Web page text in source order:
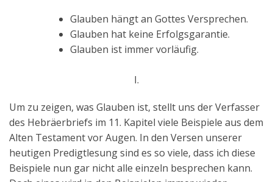
Glauben hängt an Gottes Versprechen.
Glauben hat keine Erfolgsgarantie.
Glauben ist immer vorläufig.
I.
Um zu zeigen, was Glauben ist, stellt uns der Verfasser
des Hebräerbriefs im 11. Kapitel viele Beispiele aus dem
Alten Testament vor Augen. In den Versen unserer
heutigen Predigtlesung sind es so viele, dass ich diese
Beispiele nun gar nicht alle einzeln besprechen kann.